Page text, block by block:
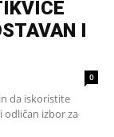
I
0
da iskoristite
odličan izbor za